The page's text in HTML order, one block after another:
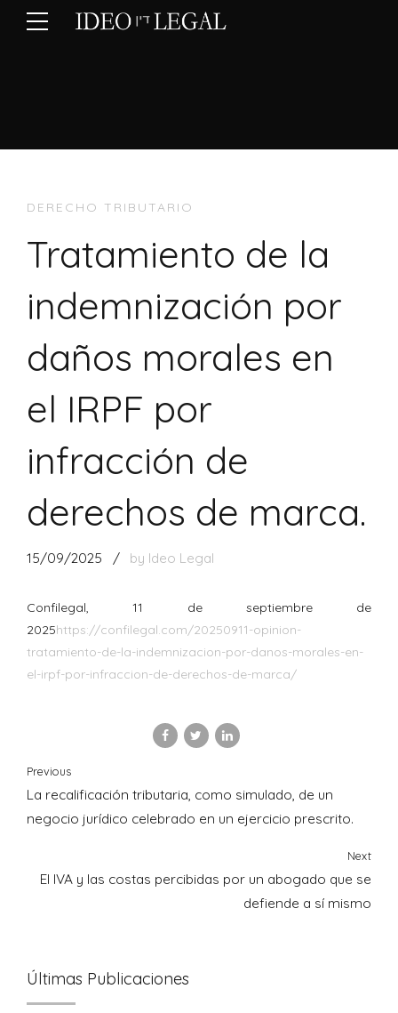
DERECHO TRIBUTARIO
Tratamiento de la
indemnización por
daños morales en
el IRPF por
infracción de
derechos de marca.
15/09/2025 by Ideo Legal
Confilegal, 11 de septiembre de
2025https://confilegal.com/20250911-opinion-
tratamiento-de-la-indemnizacion-por-danos-morales-en-
el-irpf-por-infraccion-de-derechos-de-marca/
Previous
La recalificación tributaria, como simulado, de un
negocio jurídico celebrado en un ejercicio prescrito.
Next
El IVA y las costas percibidas por un abogado que se
defiende a sí mismo
Últimas Publicaciones